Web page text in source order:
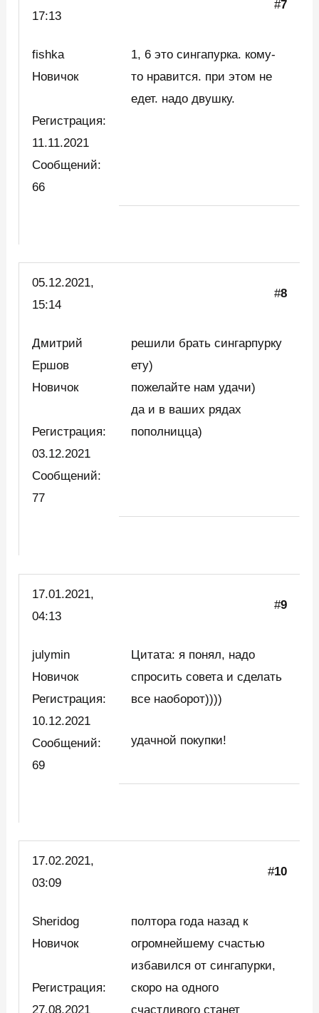
17:13
#7
fishka
Новичок
Регистрация:
11.11.2021
Сообщений:
66
1, 6 это сингапурка. кому-
то нравится. при этом не
едет. надо двушку.
05.12.2021,
15:14
#8
Дмитрий
Ершов
Новичок
Регистрация:
03.12.2021
Сообщений:
77
решили брать сингарпурку
ету)
пожелайте нам удачи)
да и в ваших рядах
пополницца)
17.01.2021,
04:13
#9
julymin
Новичок
Регистрация:
10.12.2021
Сообщений:
69
Цитата: я понял, надо
спросить совета и сделать
все наоборот))))
удачной покупки!
17.02.2021,
03:09
#10
Sheridog
Новичок
Регистрация:
27.08.2021
полтора года назад к
огромнейшему счастью
избавился от сингапурки,
скоро на одного
счастливого станет